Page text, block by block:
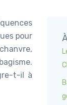
pour
t-il à